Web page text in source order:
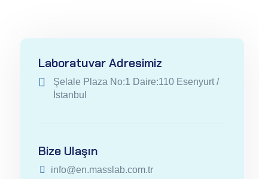
Laboratuvar Adresimiz
Şelale Plaza No:1 Daire:110 Esenyurt /
İstanbul
Bize Ulaşın
info@en.masslab.com.tr